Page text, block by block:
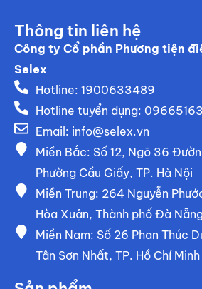
Thông tin liên hệ
Công ty Cổ phần Phương tiện
Selex
Hotline: 1900633489
Hotline tuyển dụng:
Email: info@selex.vn
Miền Bắc: Số 12, Ngõ 36
Phường Cầu Giấy, TP. Hà Nội
Miền Trung: 264 Nguyễn
Hòa Xuân, Thành phố Đà
Miền Nam: Số 26 Phan Thúc
Tân Sơn Nhất, TP. Hồ Chí Minh